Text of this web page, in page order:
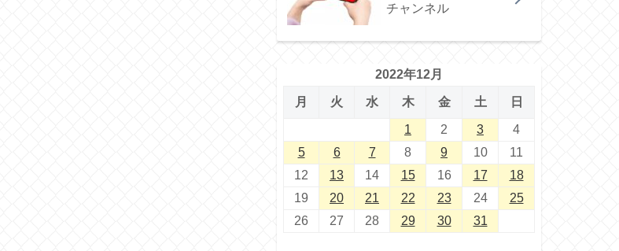
チャンネル
2022年12月
月 火 水 木 金 土 日
1 2 3
4
5
6 7 8 9 10
11
12
13 14 15 16 17
18
19
20 21 22 23 24
25
26
27 28 29 30 31